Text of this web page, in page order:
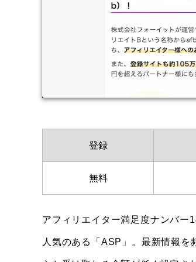
登録
無料
アフィリエイター満足度ナンバー
人気のある「ASP」。最新情報